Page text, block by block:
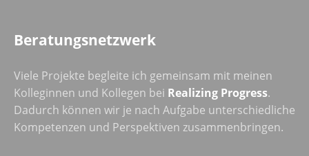
Beratungsnetzwerk
Viele Projekte begleite ich gemeinsam mit meinen
Kolleginnen und Kollegen bei Realizing Progress.
Dadurch können wir je nach Aufgabe unterschiedliche
Kompetenzen und Perspektiven zusammenbringen.